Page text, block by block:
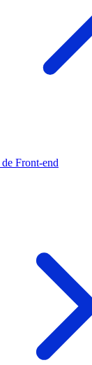
Front-end